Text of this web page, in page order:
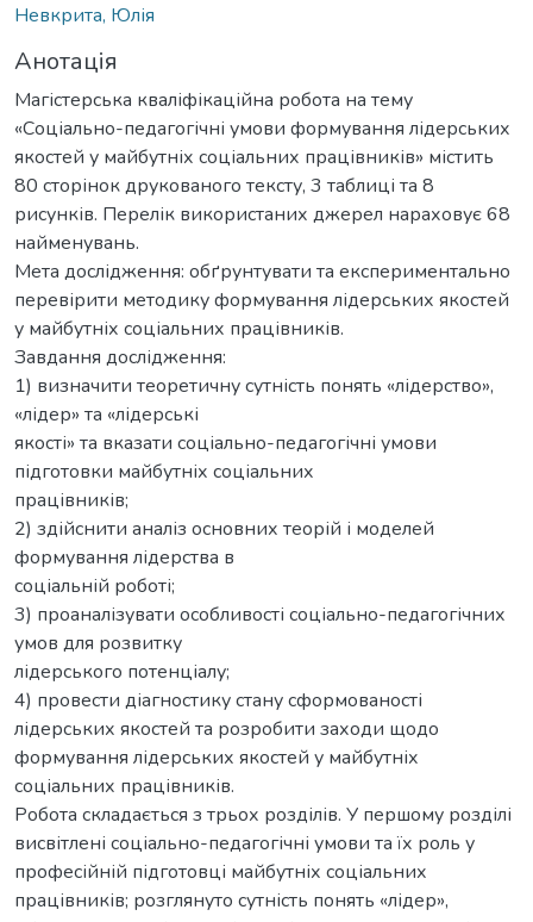
Невкрита, Юлія
Анотація
Магістерська кваліфікаційна робота на тему
«Соціально-педагогічні умови формування лідерських
якостей у майбутніх соціальних працівників» містить
80 сторінок друкованого тексту, 3 таблиці та 8
рисунків. Перелік використаних джерел нараховує 68
найменувань.
Мета дослідження: обґрунтувати та експериментально
перевірити методику формування лідерських якостей
у майбутніх соціальних працівників.
Завдання дослідження:
1) визначити теоретичну сутність понять «лідерство»,
«лідер» та «лідерські
якості» та вказати соціально-педагогічні умови
підготовки майбутніх соціальних
працівників;
2) здійснити аналіз основних теорій і моделей
формування лідерства в
соціальній роботі;
3) проаналізувати особливості соціально-педагогічних
умов для розвитку
лідерського потенціалу;
4) провести діагностику стану сформованості
лідерських якостей та розробити заходи щодо
формування лідерських якостей у майбутніх
соціальних працівників.
Робота складається з трьох розділів. У першому розділі
висвітлені соціально-педагогічні умови та їх роль у
професійній підготовці майбутніх соціальних
працівників; розглянуто сутність понять «лідер»,